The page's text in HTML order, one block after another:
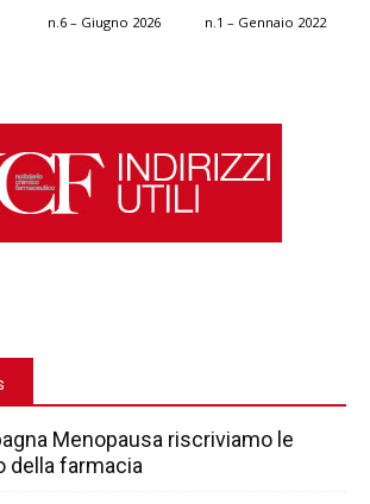
n.6 – Giugno 2026 n.1 – Gennaio 2022
Menopausa riscriviamo le
della farmacia